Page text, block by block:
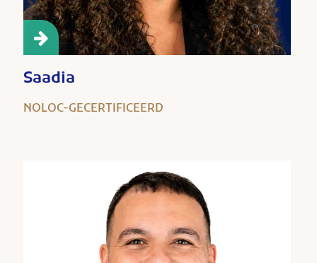
Saadia
NOLOC-GECERTIFICEERD